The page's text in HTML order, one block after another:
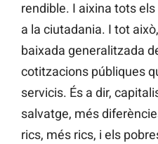
rendible. I aixina tots
a la ciutadania. I tot
baixada generalitzada
cotitzacions públiques
servicis. És a dir,
salvatge, més
rics, més rics, i els